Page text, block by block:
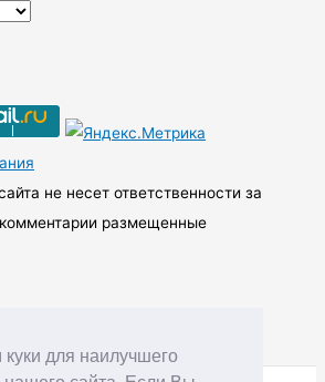
для наилучшего
не несет ответственности за
размещенные